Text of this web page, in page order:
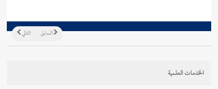
التالي السابق
الخدمات العلمية